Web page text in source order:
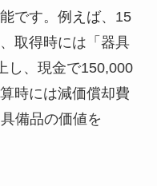
です。例えば、15
取得時には「器具
し、現金で150,000
時には減価償却費
備品の価値を